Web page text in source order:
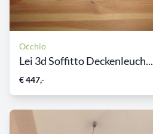
Occhio
Lei 3d Soffitto Deckenleuch...
€ 447,-